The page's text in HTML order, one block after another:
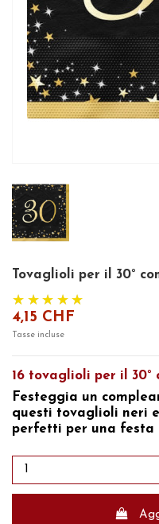
Tovaglioli per il 30°
4,15 CHF
Tasse incluse
16 tovaglioli per il 30°
Festeggia un
questi tovaglioli neri
perfetti per una festa